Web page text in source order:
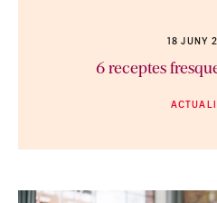
18 JUNY
6 receptes